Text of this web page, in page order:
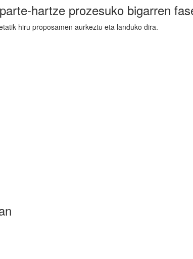
hartze prozesuko bigarren
hiru proposamen aurkeztu eta landuko dira.